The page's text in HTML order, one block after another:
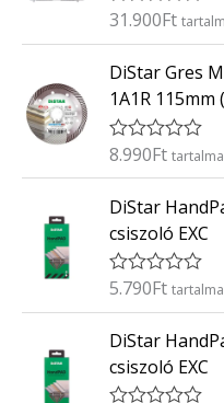
s
:
/
5
É
é
k
e
l
é
s
:
/
5
31.900Ft
DiStar Gres
1A1R 115mm
É
é
e
l
é
s
:
/
5
8.990Ft
DiStar
csiszoló EXC
É
é
e
l
5.790Ft
DiStar
csiszoló EXC